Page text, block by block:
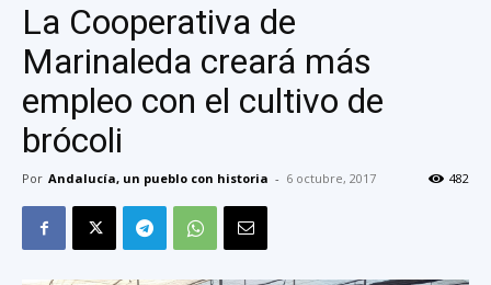
La Cooperativa de
Marinaleda creará más
empleo con el cultivo de
brócoli
Por Andalucía, un pueblo con historia - 6 octubre, 2017 482